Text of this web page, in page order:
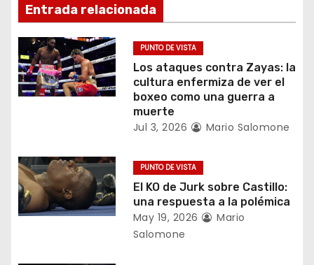
ó
n
d
e
n
t
r
Entrada relacionada
PUNTO DE VISTA
Los ataques contra Zayas: la
cultura enfermiza de ver el
boxeo como una guerra a
muerte
Jul 3, 2026 Mario Salomone
PUNTO DE VISTA
El KO de Jurk sobre Castillo:
una respuesta a la polémica
May 19, 2026
Mario
Salomone